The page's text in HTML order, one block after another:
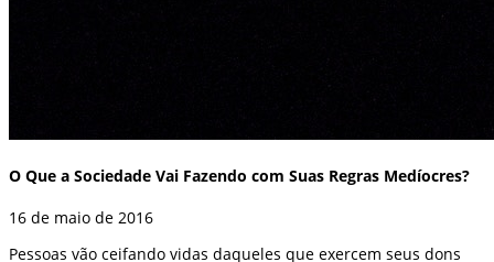
O Que a Sociedade Vai Fazendo com Suas Regras Medíocres?
16 de maio de 2016
Pessoas vão ceifando vidas daqueles que exercem seus dons